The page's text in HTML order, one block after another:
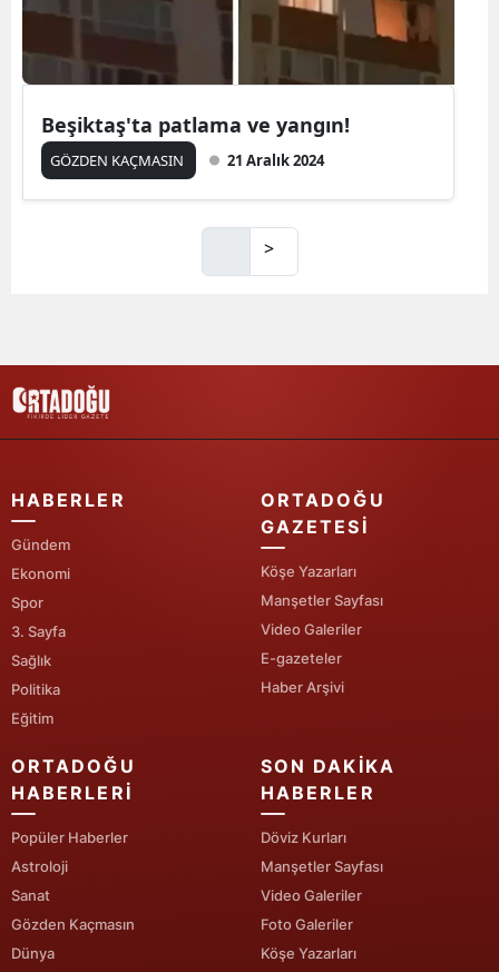
Beşiktaş'ta patlama ve yangın!
GÖZDEN KAÇMASIN 21 Aralık 2024
>
HABERLER
Gündem
Ekonomi
Spor
3. Sayfa
Sağlık
Politika
Eğitim
ORTADOĞU
GAZETESI
Köşe Yazarları
Manşetler Sayfası
Video Galeriler
E-gazeteler
Haber Arşivi
ORTADOĞU
HABERLERI
Popüler Haberler
Astroloji
Sanat
Gözden Kaçmasın
Dünya
SON DAKIKA
HABERLER
Döviz Kurları
Manşetler Sayfası
Video Galeriler
Foto Galeriler
Köşe Yazarları